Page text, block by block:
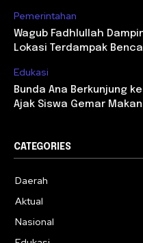
Pemerintahan
Wagub Fadhlullah
Lokasi Terdampak
Edukasi
Bunda Ana Berkunjung
Ajak Siswa Gemar
CATEGORIES
Daerah
Aktual
Nasional